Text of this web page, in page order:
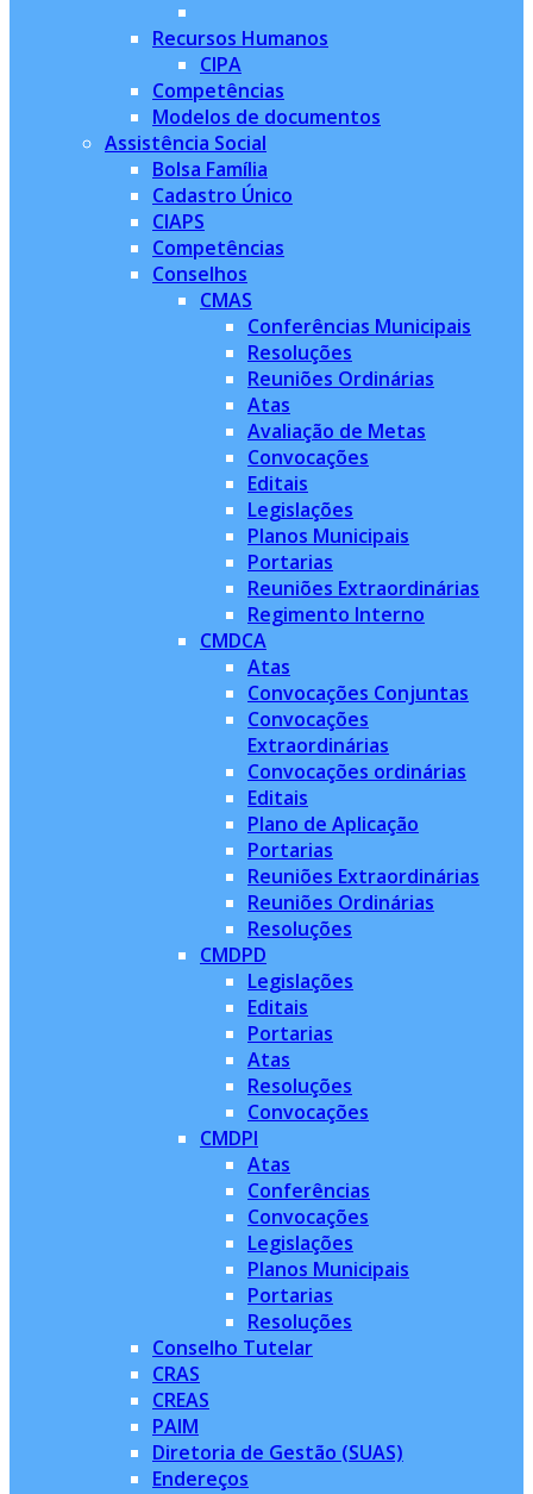
Recursos Humanos
CIPA
Competências
Modelos de documentos
Assistência Social
Bolsa Família
Cadastro Único
CIAPS
Competências
Conselhos
CMAS
Conferências Municipais
Resoluções
Reuniões Ordinárias
Atas
Avaliação de Metas
Convocações
Editais
Legislações
Planos Municipais
Portarias
Reuniões Extraordinárias
Regimento Interno
CMDCA
Atas
Convocações Conjuntas
Convocações
Extraordinárias
Convocações ordinárias
Editais
Plano de Aplicação
Portarias
Reuniões Extraordinárias
Reuniões Ordinárias
Resoluções
CMDPD
Legislações
Editais
Portarias
Atas
Resoluções
Convocações
CMDPI
Atas
Conferências
Convocações
Legislações
Planos Municipais
Portarias
Resoluções
Conselho Tutelar
CRAS
CREAS
PAIM
Diretoria de Gestão (SUAS)
Endereços